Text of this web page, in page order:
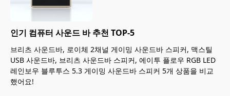
인기 컴퓨터 사운드 바 추천 TOP-5
브리츠 사운드바, 로이체 2채널 게이밍 사운드바 스피커, 맥스틸
USB 사운드바, 브리츠 사운드바 스피커, 에이투 플로우 RGB LED
레인보우 블루투스 5.3 게이밍 사운드바 스피커 5개 상품을 비교
했어요!